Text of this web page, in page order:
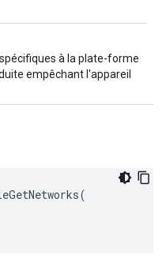
à la plate-forme
empêchant l'appareil